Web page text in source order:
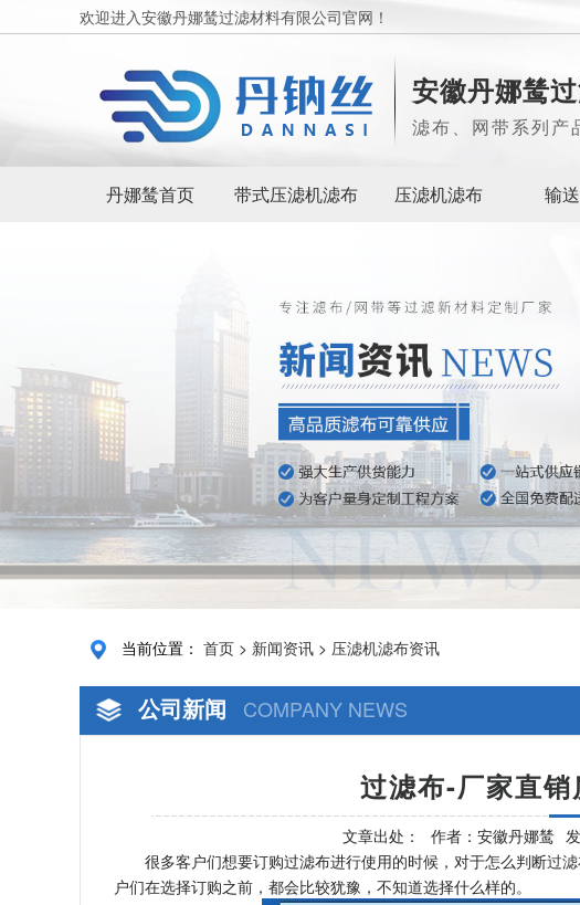
欢迎进入安徽丹娜鸶过滤材料有限公司官网！
安徽丹娜鸶
滤布、网带系列产
丹娜鸶首页 带式压滤机滤布 压滤机滤布 输
当前位置： 首页 > 新闻资讯 > 压滤机滤布资讯
公司新闻 COMPANY NEWS
过滤布-厂家直
文章出处： 作者：安徽丹娜鸶
很多客户们想要订购过滤布进行使用的时候，对于怎么判断过
户们在选择订购之前，都会比较犹豫，不知道选择什么样的。